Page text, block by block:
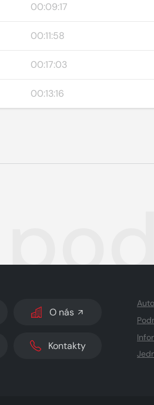
00:09:17
00:11:58
00:17:03
00:13:16
O nás
Kontakty